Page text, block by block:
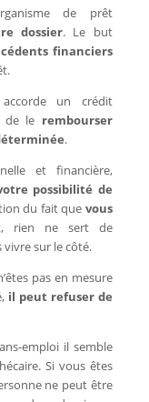
de prêt
dossier. Le but
financiers
un crédit
de le rembourser
.
et financière,
possibilité de
du fait que vous
rien ne sert de
sur le côté.
pas en mesure
il peut refuser de
emploi il semble
Si vous êtes
ne peut être